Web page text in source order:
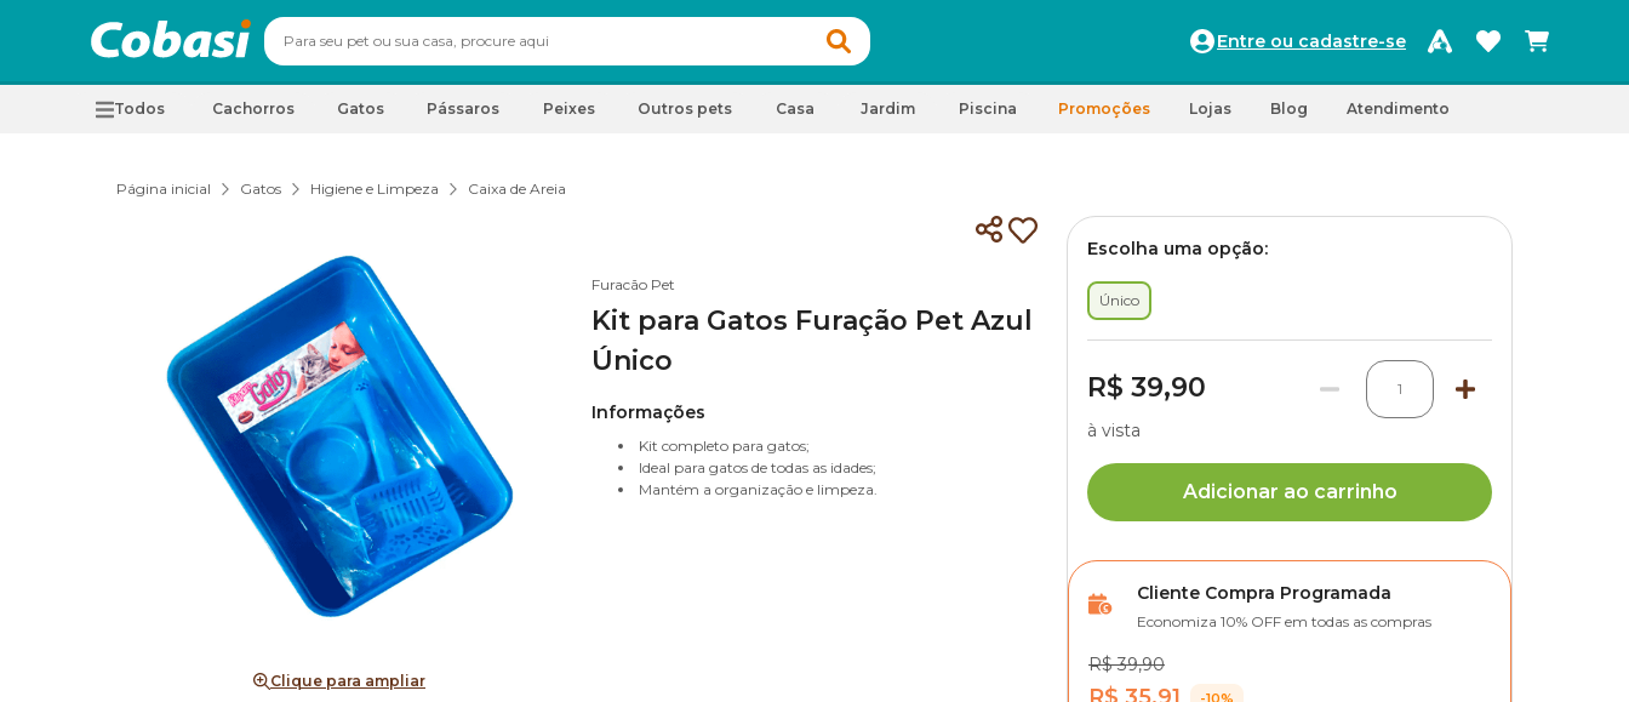
Entre ou cadastre-se
Todos Cachorros Gatos Pássaros Peixes Outros pets Casa Jardim Piscina Promoções Lojas Blog Atendimento
Página inicial Gatos Higiene e Limpeza Caixa de Areia
Clique para ampliar
Furacão Pet
Kit para Gatos Furação Pet Azul
Único
Informações
Kit completo para gatos;
Ideal para gatos de todas as idades;
Mantém a organização e limpeza.
Escolha uma opção:
Único
R$ 39,90 1
à vista
Adicionar ao carrinho
Cliente Compra Programada
Economiza 10% OFF em todas as compras
R$ 39,90
-10%